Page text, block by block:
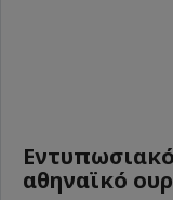
αθηναϊκό